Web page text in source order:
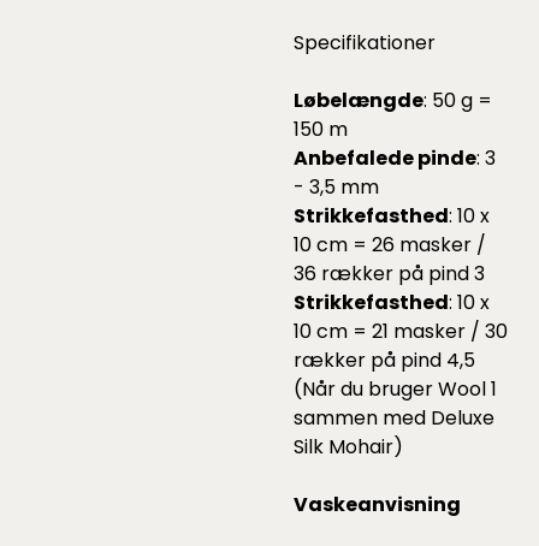
Specifikationer
Løbelængde: 50 g =
150 m
Anbefalede pinde: 3
- 3,5 mm
Strikkefasthed: 10 x
10 cm = 26 masker /
36 rækker på pind 3
Strikkefasthed: 10 x
10 cm = 21 masker / 30
rækker på pind 4,5
(Når du bruger Wool 1
sammen med Deluxe
Silk Mohair)
Vaskeanvisning